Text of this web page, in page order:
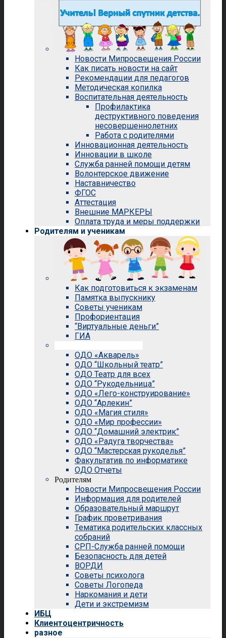
Новости Мипросвещения России
Как писать новости на сайт
Рекомендации для педагогов
Методическая копилка
Воспитательная деятельность
Профилактика
деструктивного поведения
несовершеннолетних
Работа с родителями
Инновационная деятельность
Инновации в школе
Служба ранней помощи детям
Волонтерское движение
Наставничество
ФГОС
Аттестация
Внешние МАРКЕРЫ
Оплата труда и меры поддержки
Родителям и ученикам
Как подготовиться к экзаменам
Памятка выпускнику
Советы ученикам
Профориентация
“Виртуальные деньги”
ГИА
ОДО «Акварель»
ОДО “Школьный театр”
ОДО Театр для всех
ОДО “Рукодельница”
ОДО «Лего-конструирование»
ОДО “Арлекин”
ОДО «Магия стиля»
ОДО «Мир профессии»
ОДО “Домашний электрик”
ОДО «Радуга творчества»
ОДО “Мастерская рукоделья”
Факультатив по информатике
ОДО Отчеты
Родителям
Новости Мипросвещения России
Информация для родителей
Образовательный маршрут
График проветривания
Тематика родительских классных
собраний
СРП-Служба ранней помощи
Безопасность для детей
ВОРДИ
Советы психолога
Советы Логопеда
Наркомания и дети
Дети и экстремизм
ИБЦ
Клиентоцентричность
разное